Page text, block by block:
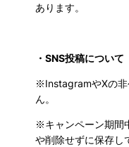
あります。
・SNS投稿について
※InstagramやXの
ん。
※キャンペーン期間
や削除せずに保存し